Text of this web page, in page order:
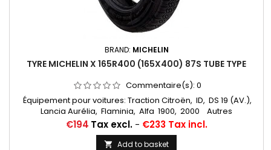
BRAND: MICHELIN
TYRE MICHELIN X 165R400 (165X400) 87S TUBE TYPE
Commentaire(s): 0
Équipement pour voitures: Traction Citroën, ID, DS 19 (AV.),
Lancia Aurélia, Flaminia, Alfa 1900, 2000 Autres
appellations: 165SR400; 165-400; 165x400; 165/400
Chambres à air conseillées: 550X16/165X16/165X400 MICHELIN
VALVE OBLIQUE (16E13)
Price
€194 Tax excl.- €233 Tax incl.
 Add to basket